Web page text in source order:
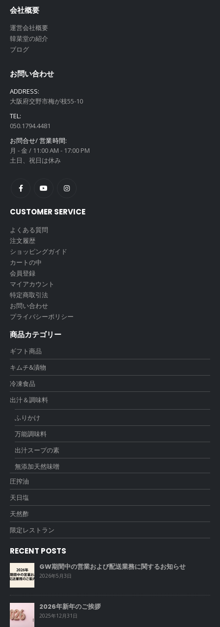
会社概要
運営会社概要
韓菜堂の紹介
ブログ
お問い合わせ
ADDRESS:
大阪府交野市梅が枝55-10
TEL:
050.1794.4481
お問合せ/ 営業時間:
月 - 金 / 11:00 AM - 17:00 PM
土日、祝日は休み
CUSTOMER SERVICE
よくある質問
注文履歴
ショッピングガイド
カートの中
会員登録
マイアカウント
特定商取引法
お問い合わせ
プライバシーポリシー
商品カテゴリー
ギフト商品
キムチ&漬物
冷凍食品
出汁＆調味料
ふりかけ
万能調味料
出汁スープの素
無添加天然味噌
圧搾油
天日塩
天然酢
限定レストラン
RECENT POSTS
GW期間中の営業および配送業務に関するお知らせ
2026年5月3日
2026年新年のご挨拶
2025年12月31日